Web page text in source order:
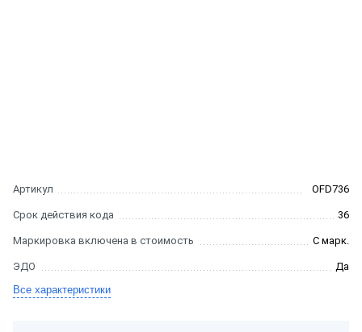
Артикул OFD736
Срок действия кода 36
Маркировка включена в стоимость С марк.
ЭДО
Да
Все характеристики